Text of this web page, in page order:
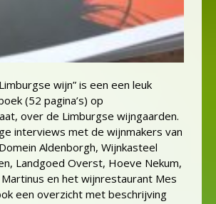
wijn” is een een leuk
(52 pagina’s) op
over de Limburgse wijngaarden.
interviews met de wijnmakers van
Aldenborgh, Wijnkasteel
Landgoed Overst, Hoeve Nekum,
en het wijnrestaurant Mes
een overzicht met beschrijving